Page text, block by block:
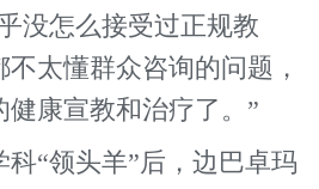
没怎么接受过正规教
太懂群众咨询的问题，
康宣教和治疗了。”
“领头羊”后，边巴卓玛